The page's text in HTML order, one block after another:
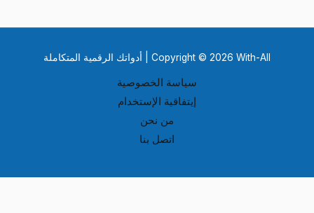
Copyright © 2026 With-All | أدواتك الرقمية المتكاملة
سياسة الخصوصية
إيتفاقية الإستخدام
من نحن
اتصل بنا